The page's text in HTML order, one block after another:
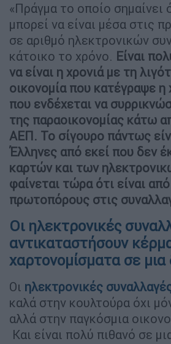
«Πράγμα το οποίο σημαίνει
μπορεί να είναι μέσα στις
σε αριθμό ηλεκτρονικών
κάτοικο το χρόνο. Είναι
να είναι η χρονιά με τη
οικονομία που κατέγραψε
που ενδέχεται να
της παραοικονομίας κάτω
ΑΕΠ. Το σίγουρο πάντως
Έλληνες από εκεί που δεν
καρτών και των
φαίνεται τώρα ότι είναι
πρωτοπόρους στις
Οι ηλεκτρονικές
αντικαταστήσουν
χαρτονομίσματα σε μια
Οι ηλεκτρονικές
καλά στην κουλτούρα όχι
αλλά στην παγκόσμια
Και είναι πολύ πιθανό σε